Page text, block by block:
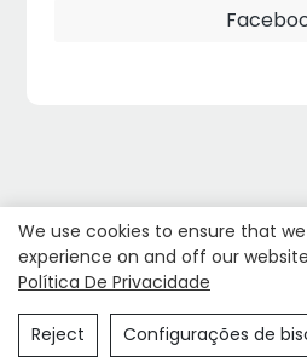
Copyright © 2026Shenzhen
site|Política de Privacidade
We use cookies to ensure that
experience on and off our
Política De Privacidade
Reject Configurações de